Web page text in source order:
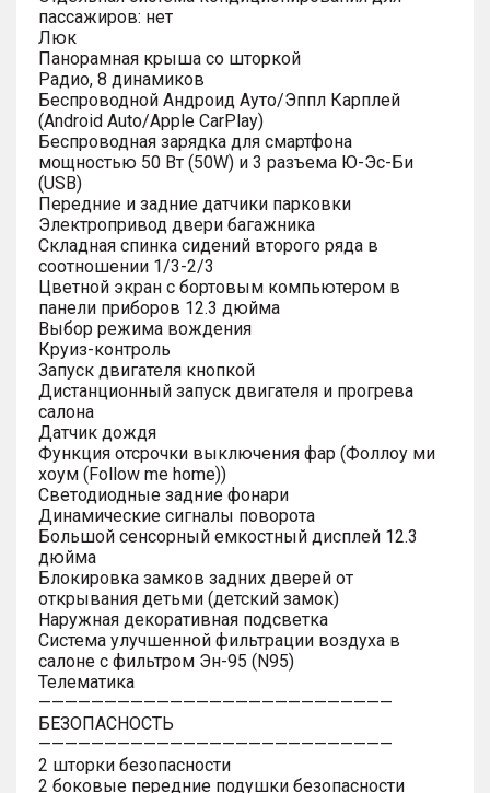
пассажиров: нет
Люк
Панорамная крыша со шторкой
Радио, 8 динамиков
Беспроводной Андроид Ауто/Эппл Карплей
(Android Auto/Apple CarPlay)
Беспроводная зарядка для смартфона
мощностью 50 Вт (50W) и 3 разъема Ю-Эс-Би
(USB)
Передние и задние датчики парковки
Электропривод двери багажника
Складная спинка сидений второго ряда в
соотношении 1/3-2/3
Цветной экран с бортовым компьютером в
панели приборов 12.3 дюйма
Выбор режима вождения
Круиз-контроль
Запуск двигателя кнопкой
Дистанционный запуск двигателя и прогрева
салона
Датчик дождя
Функция отсрочки выключения фар (Фоллоу ми
хоум (Follow me home))
Светодиодные задние фонари
Динамические сигналы поворота
Большой сенсорный емкостный дисплей 12.3
дюйма
Блокировка замков задних дверей от
открывания детьми (детский замок)
Наружная декоративная подсветка
Система улучшенной фильтрации воздуха в
салоне с фильтром Эн-95 (N95)
Телематика
———————————————————————————
БЕЗОПАСНОСТЬ
———————————————————————————
2 шторки безопасности
2 боковые передние подушки безопасности